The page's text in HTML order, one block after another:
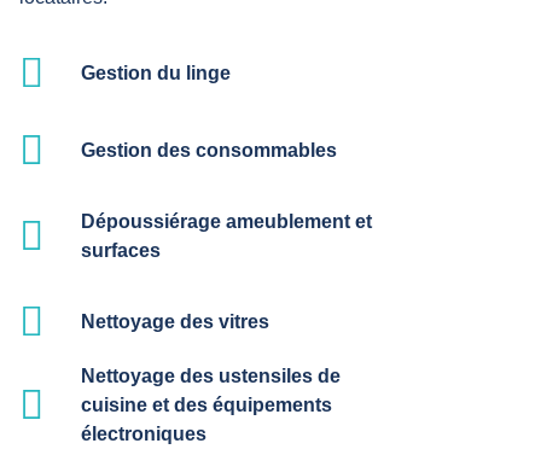
Gestion du linge
Gestion des consommables
Dépoussiérage ameublement et
surfaces
Nettoyage des vitres
Nettoyage des ustensiles de
cuisine et des équipements
électroniques